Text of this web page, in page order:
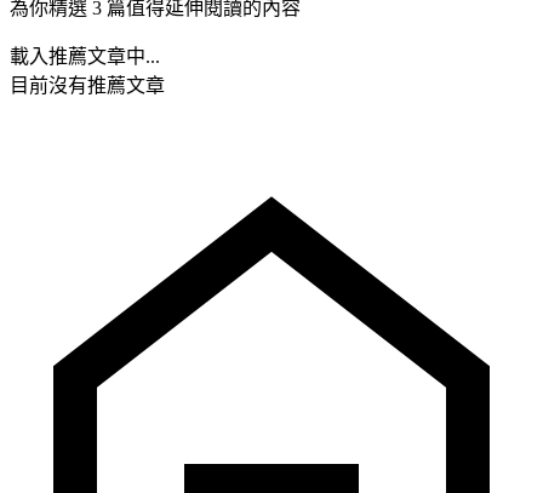
為你精選 3 篇值得延伸閱讀的內容
載入推薦文章中...
目前沒有推薦文章